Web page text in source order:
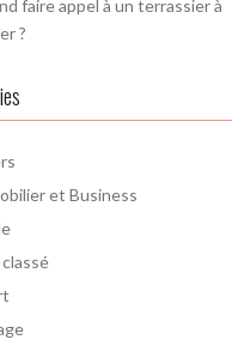
faire appel à un terrassier à
?
et Business